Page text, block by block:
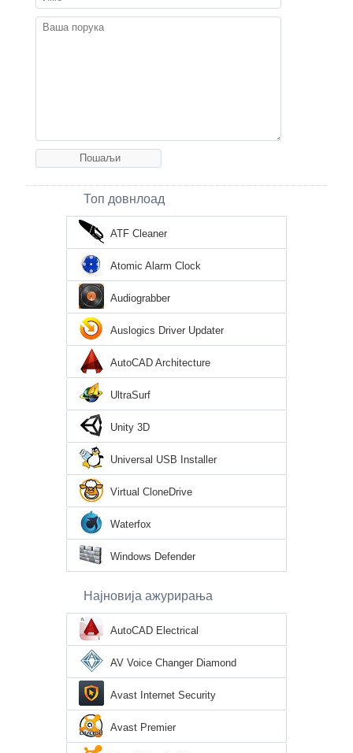
Топ довнлоад
ATF Cleaner
Atomic Alarm Clock
Audiograbber
Auslogics Driver Updater
AutoCAD Architecture
UltraSurf
Unity 3D
Universal USB Installer
Virtual CloneDrive
Waterfox
Windows Defender
Најновија ажурирања
AutoCAD Electrical
AV Voice Changer Diamond
Avast Internet Security
Avast Premier